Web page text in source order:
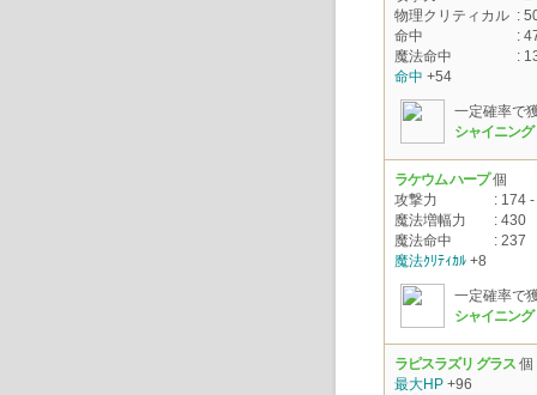
物理クリティカル :
命中
:
魔法命中
:
命中 +54
一定確率で
シャイニン
ラケウム ハープ個
攻撃力
: 174
魔法増幅力
: 430
魔法命中
: 237
魔法ｸﾘﾃｨｶﾙ +8
一定確率で
シャイニン
ラピスラズリ グラス 個
最大HP +96